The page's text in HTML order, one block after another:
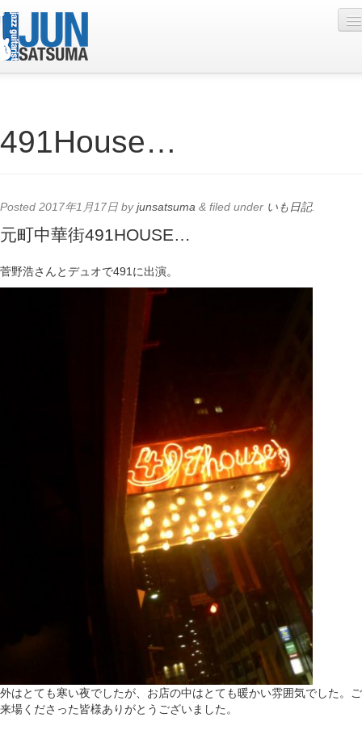
Live Schedule
Photo
491House…
Posted 2017年1月17日 byjunsatsuma & filed under いも日記.
元町中華街491HOUSE…
菅野浩さんとデュオで491に出演。
外はとても寒い夜でしたが、お店の中はとても暖かい雰囲気でした。ご
来場くださった皆様ありがとうございました。